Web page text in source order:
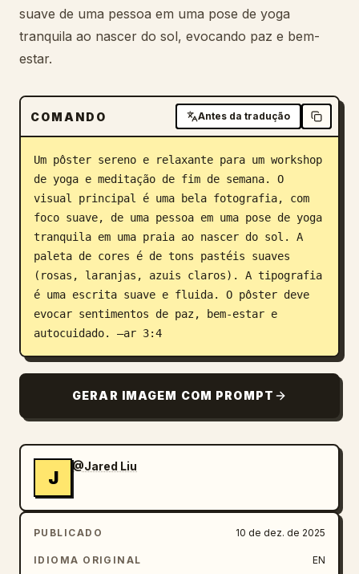
Preços
Baixar
Blog
Atualizações
suave de uma pessoa em uma pose de yoga
tranquila ao nascer do sol, evocando paz e bem-
estar.
COMANDO Antes da tradução
Um pôster sereno e relaxante para um workshop
de yoga e meditação de fim de semana. O
visual principal é uma bela fotografia, com
foco suave, de uma pessoa em uma pose de yoga
tranquila em uma praia ao nascer do sol. A
paleta de cores é de tons pastéis suaves
(rosas, laranjas, azuis claros). A tipografia
é uma escrita suave e fluida. O pôster deve
evocar sentimentos de paz, bem-estar e
autocuidado. –ar 3:4
GERAR IMAGEM COM PROMPT
J
@Jared Liu
PUBLICADO 10 de dez. de 2025
IDIOMA ORIGINAL EN